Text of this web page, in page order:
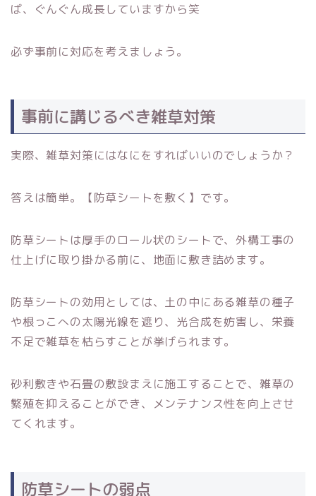
ば、ぐんぐん成長していますから笑
必ず事前に対応を考えましょう。
事前に講じるべき雑草対策
実際、雑草対策にはなにをすればいいのでしょうか？
答えは簡単。【防草シートを敷く】です。
防草シートは厚手のロール状のシートで、外構工事の
仕上げに取り掛かる前に、地面に敷き詰めます。
防草シートの効用としては、土の中にある雑草の種子
や根っこへの太陽光線を遮り、光合成を妨害し、栄養
不足で雑草を枯らすことが挙げられます。
砂利敷きや石畳の敷設まえに施工することで、雑草の
繁殖を抑えることができ、メンテナンス性を向上させ
てくれます。
防草シートの弱点